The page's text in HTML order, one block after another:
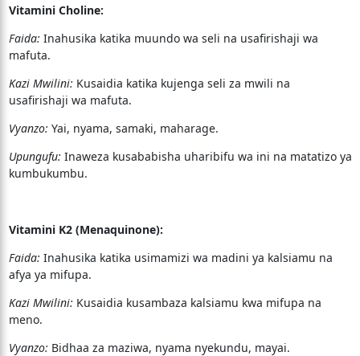
Vitamini Choline:
Faida: Inahusika katika muundo wa seli na usafirishaji wa
mafuta.
Kazi Mwilini: Kusaidia katika kujenga seli za mwili na
usafirishaji wa mafuta.
Vyanzo: Yai, nyama, samaki, maharage.
Upungufu: Inaweza kusababisha uharibifu wa ini na matatizo ya
kumbukumbu.
Vitamini K2 (Menaquinone):
Faida: Inahusika katika usimamizi wa madini ya kalsiamu na
afya ya mifupa.
Kazi Mwilini: Kusaidia kusambaza kalsiamu kwa mifupa na
meno.
Vyanzo: Bidhaa za maziwa, nyama nyekundu, mayai.